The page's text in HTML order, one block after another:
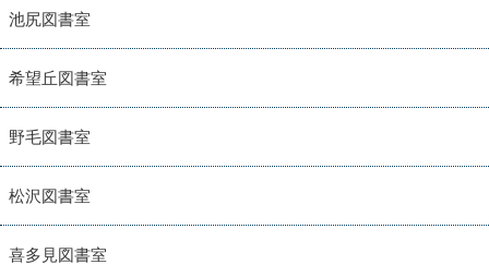
池尻図書室
希望丘図書室
野毛図書室
松沢図書室
喜多見図書室